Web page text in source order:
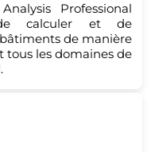
Professional
calculer et de
de manière
tous les domaines de